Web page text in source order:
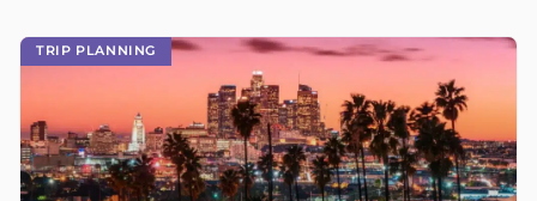
TRIP PLANNING